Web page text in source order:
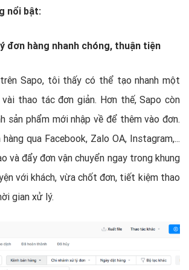
nổi bật:
đơn hàng nhanh chóng, thuận tiện
Sapo, tôi thấy có thể tạo nhanh một
thao tác đơn giản. Hơn thế, Sapo còn
sản phẩm mới nhập về để thêm vào đơn.
qua Facebook, Zalo OA, Instagram,...
và đẩy đơn vận chuyển ngay trong khung
với khách, vừa chốt đơn, tiết kiệm thao
gian xử lý.